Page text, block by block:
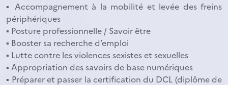
▪ Accompagnement à la mobilité et levée des freins
périphériques
▪ Posture professionnelle / Savoir être
▪ Booster sa recherche d’emploi
▪ Lutte contre les violences sexistes et sexuelles
▪ Appropriation des savoirs de base numériques
▪ Préparer et passer la certification du DCL (diplôme de